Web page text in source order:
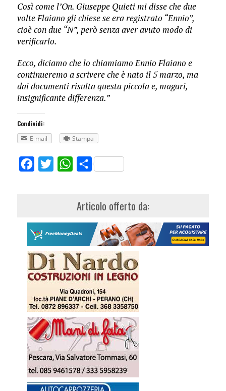
Così come l’On. Giuseppe Quieti mi disse che due
volte Flaiano gli chiese se era registrato “Ennio”,
cioè con due “N”, però senza aver avuto modo di
verificarlo.
Ecco, diciamo che lo chiamiamo Ennio Flaiano e
continueremo a scrivere che è nato il 5 marzo, ma
dai documenti risulta questa piccola e, magari,
insignificante differenza.”
Condividi:
E-mail
Stampa
FacebookTwitterWhatsApp
Share
Articolo offerto da: